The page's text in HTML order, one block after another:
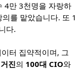
4만 3천명을 자랑하
를 맡았습니다. 또 1
다.
터 집약적이며, 그
진의 100대 CIO와